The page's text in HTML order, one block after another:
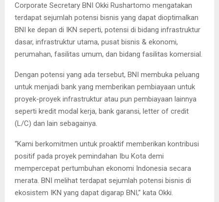
Corporate Secretary BNI Okki Rushartomo mengatakan
terdapat sejumlah potensi bisnis yang dapat dioptimalkan
BNI ke depan di IKN seperti, potensi di bidang infrastruktur
dasar, infrastruktur utama, pusat bisnis & ekonomi,
perumahan, fasilitas umum, dan bidang fasilitas komersial.
Dengan potensi yang ada tersebut, BNI membuka peluang
untuk menjadi bank yang memberikan pembiayaan untuk
proyek-proyek infrastruktur atau pun pembiayaan lainnya
seperti kredit modal kerja, bank garansi, letter of credit
(L/C) dan lain sebagainya.
“Kami berkomitmen untuk proaktif memberikan kontribusi
positif pada proyek pemindahan Ibu Kota demi
mempercepat pertumbuhan ekonomi Indonesia secara
merata. BNI melihat terdapat sejumlah potensi bisnis di
ekosistem IKN yang dapat digarap BNI,” kata Okki.